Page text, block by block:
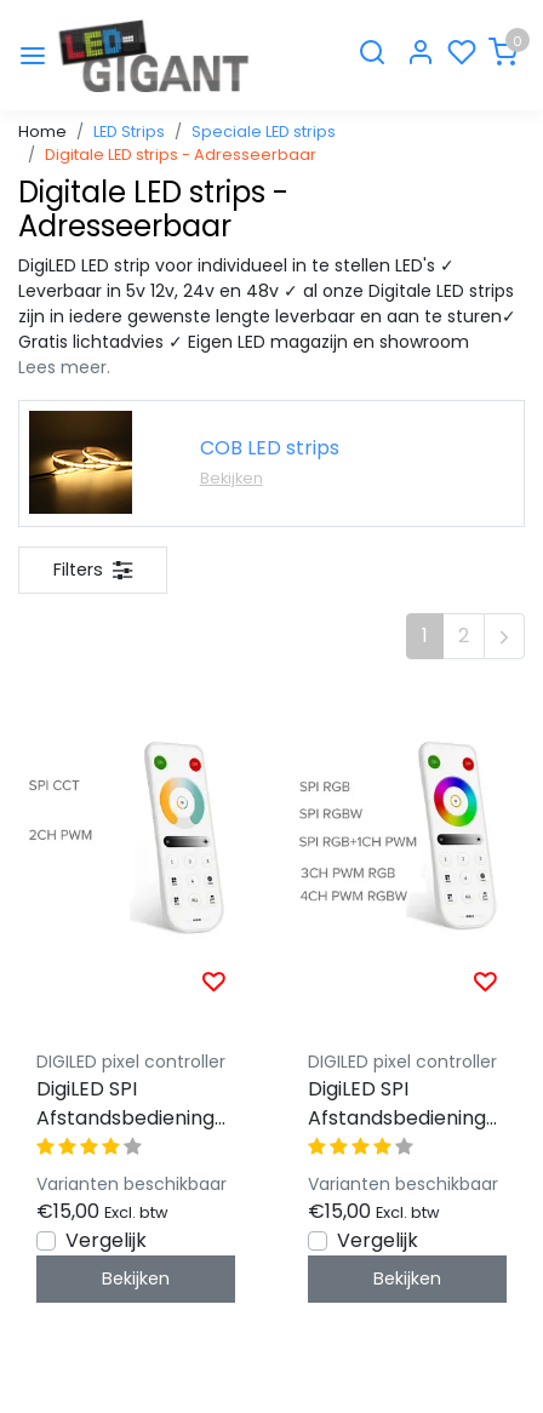
0
Home LED Strips
Speciale LED strips
Digitale LED strips - Adresseerbaar
Digitale LED strips -
Adresseerbaar
DigiLED LED strip voor individueel in te stellen LED's ✓
Leverbaar in 5v 12v, 24v en 48v ✓ al onze Digitale LED strips
zijn in iedere gewenste lengte leverbaar en aan te sturen✓
Gratis lichtadvies ✓ Eigen LED magazijn en showroom
Lees meer.
COB LED strips
Bekijken
Filters
1 2
DIGILED pixel controller
DigiLED SPI
Afstandsbediening
dual white - RB2
Varianten beschikbaar
€15,00 Excl. btw
Vergelijk
Bekijken
DIGILED pixel controller
DigiLED SPI
Afstandsbediening
single color/dual
white/RGB/RGBW/
- RB4
Varianten beschikbaar
€15,00 Excl. btw
Vergelijk
Bekijken